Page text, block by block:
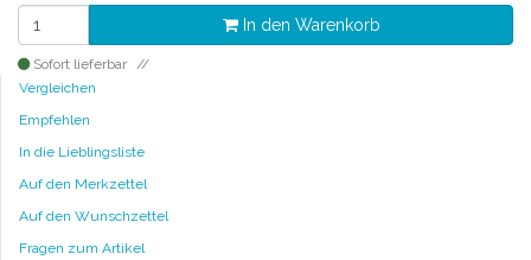
In den Warenkorb
Sofort lieferbar
Vergleichen
Empfehlen
In die Lieblingsliste
Auf den Merkzettel
Auf den Wunschzettel
Fragen zum Artikel